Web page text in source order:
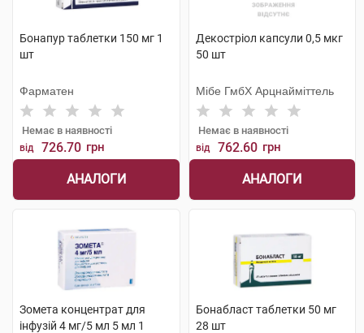
Бонапур таблетки 150 мг 1
шт
Фарматен
Немає в наявності
від 726.70 грн
АНАЛОГИ
Декостріол капсули 0,5 мкг
50 шт
Мібе ГмбХ Арцнайміттель
Немає в наявності
від 762.60 грн
АНАЛОГИ
Зомета концентрат для
інфузій 4 мг/5 мл 5 мл 1
Бонабласт таблетки 50 мг
28 шт